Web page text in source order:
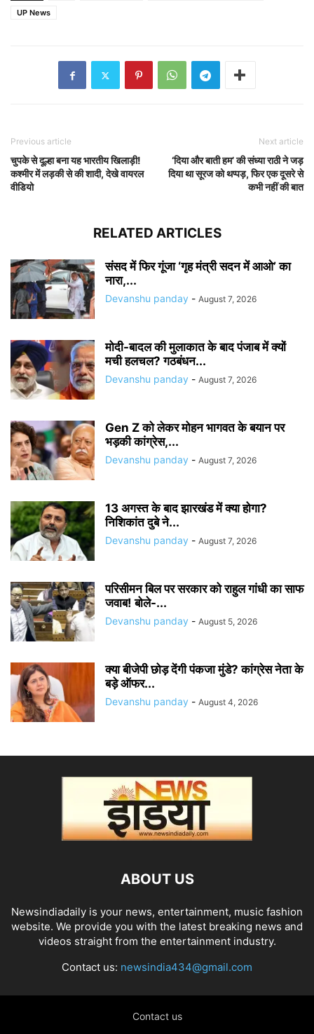
UP News
Previous article
चुपके से दूल्हा बना यह भारतीय खिलाड़ी!
कश्मीर में लड़की से की शादी, देखे वायरल
वीडियो
Next article
‘दिया और बाती हम’ की संध्या राठी ने जड़
दिया था सूरज को थप्पड़, फिर एक दूसरे से
कभी नहीं की बात
RELATED ARTICLES
संसद में फिर गूंजा ‘गृह मंत्री सदन में आओ’ का
नारा,...
Devanshu panday - August 7, 2026
मोदी-बादल की मुलाकात के बाद पंजाब में क्यों
मची हलचल? गठबंधन...
Devanshu panday - August 7, 2026
Gen Z को लेकर मोहन भागवत के बयान पर
भड़की कांग्रेस,...
Devanshu panday - August 7, 2026
13 अगस्त के बाद झारखंड में क्या होगा?
निशिकांत दुबे ने...
Devanshu panday - August 7, 2026
परिसीमन बिल पर सरकार को राहुल गांधी का साफ
जवाब! बोले-...
Devanshu panday - August 5, 2026
क्या बीजेपी छोड़ देंगी पंकजा मुंडे? कांग्रेस नेता के
बड़े ऑफर...
Devanshu panday - August 4, 2026
ABOUT US
Newsindiadaily is your news, entertainment, music fashion
website. We provide you with the latest breaking news and
videos straight from the entertainment industry.
Contact us: newsindia434@gmail.com
Contact us